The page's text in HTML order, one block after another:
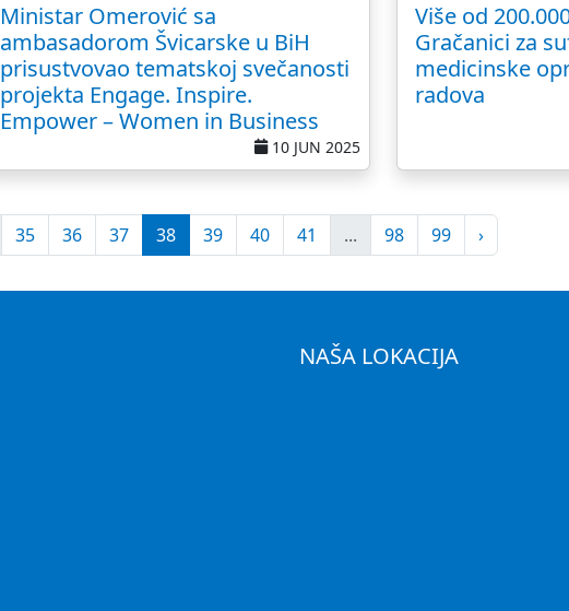
Ministar Omerović sa
ambasadorom Švicarske u BiH
prisustvovao tematskoj svečanosti
projekta Engage. Inspire.
Empower – Women in Business
10 JUN 2025
Više od
Gračanici za
medicinske
radova
35 36 37 38 39 40 41 ... 98 99 ›
NAŠA LOKACIJA